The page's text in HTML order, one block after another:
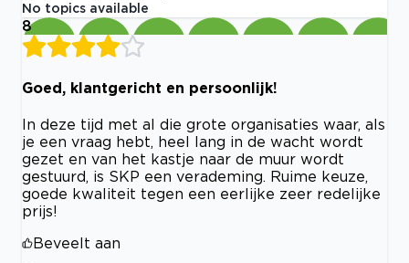
No topics available
8
Goed, klantgericht en persoonlijk!
In deze tijd met al die grote organisaties waar, als
je een vraag hebt, heel lang in de wacht wordt
gezet en van het kastje naar de muur wordt
gestuurd, is SKP een verademing. Ruime keuze,
goede kwaliteit tegen een eerlijke zeer redelijke
prijs!
Beveelt aan